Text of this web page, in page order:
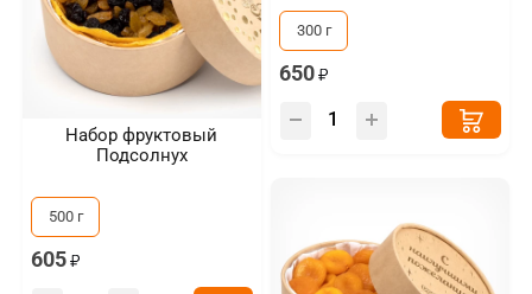
Набор фруктовый
Подсолнух
500 г
605
300 г
650